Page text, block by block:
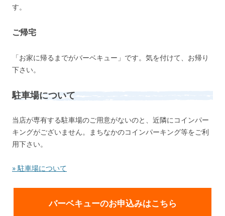
す。
ご帰宅
「お家に帰るまでがバーベキュー」です。気を付けて、お帰り
下さい。
駐車場について
当店が専有する駐車場のご用意がないのと、近隣にコインパー
キングがございません。まちなかのコインパーキング等をご利
用下さい。
» 駐車場について
バーベキューのお申込みはこちら